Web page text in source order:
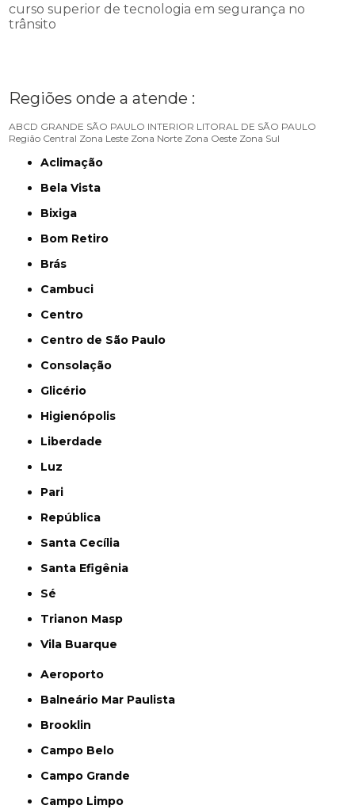
curso superior de tecnologia em segurança no
trânsito
Regiões onde a atende :
ABCD GRANDE SÃO PAULO INTERIOR LITORAL DE SÃO PAULO
Região Central Zona Leste Zona Norte Zona Oeste Zona Sul
Aclimação
Bela Vista
Bixiga
Bom Retiro
Brás
Cambuci
Centro
Centro de São Paulo
Consolação
Glicério
Higienópolis
Liberdade
Luz
Pari
República
Santa Cecília
Santa Efigênia
Sé
Trianon Masp
Vila Buarque
Aeroporto
Balneário Mar Paulista
Brooklin
Campo Belo
Campo Grande
Campo Limpo